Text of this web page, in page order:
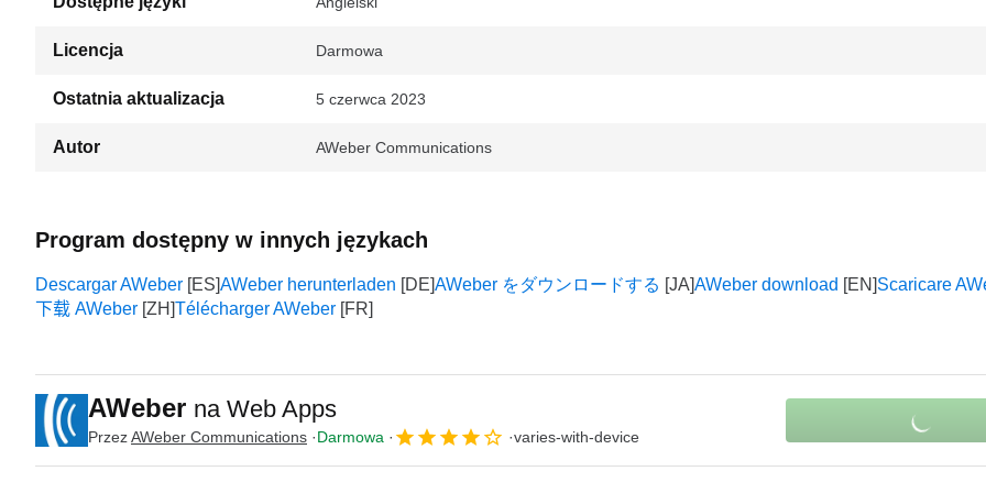
Licencja Darmowa
Ostatnia aktualizacja 5 czerwca 2023
Autor AWeber Communications
Program dostępny w innych językach
Descargar AWeber AWeber herunterladen AWeber をダウンロードする AWeber download
Scaricare
下载 AWeber
Télécharger AWeber
AWeber na Web Apps
PrzezAWeber Communications Darmowa varies-with-device